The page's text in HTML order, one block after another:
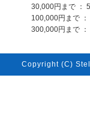
30,000円まで ：
100,000円まで
300,000円まで
Copyright (C)